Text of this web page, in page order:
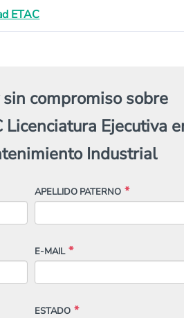
ETAC
compromiso sobre
Licenciatura Ejecutiva
Industrial
APELLIDO PATERNO
E-MAIL
ESTADO